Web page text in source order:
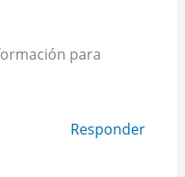
para
Responder